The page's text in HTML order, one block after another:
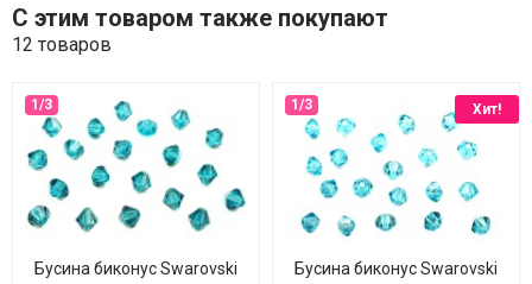
С этим товаром также покупают
12 товаров
Бусина биконус Swarovski
Хит!
Бусина биконус Swarovski